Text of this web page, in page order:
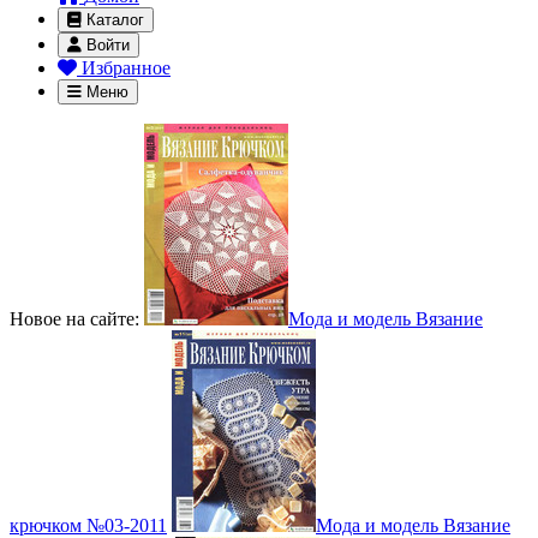
Каталог
Войти
Избранное
Меню
Новое на сайте: Мода и модель Вязание
крючком №03-2011 Мода и модель Вязание